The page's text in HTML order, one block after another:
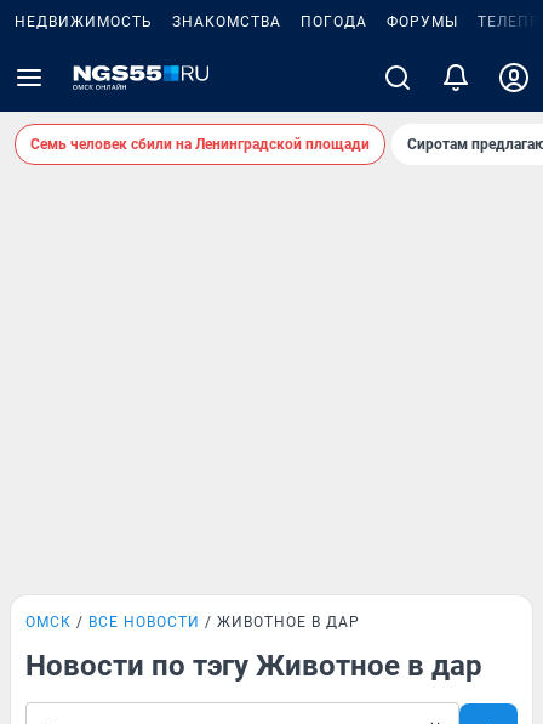
НЕДВИЖИМОСТЬ ЗНАКОМСТВА ПОГОДА ФОРУМЫ
Семь человек сбили на Ленинградской площади Сиротам
ОМСК ВСЕ НОВОСТИ ЖИВОТНОЕ В ДАР
Новости по тэгу Животное в дар